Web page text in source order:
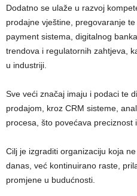
Dodatno se ulaže u razvoj
prodajne vještine, pregovaranje
payment sistema, digitalnog
trendova i regulatornih zahtjeva,
u industriji.
Sve veći značaj imaju i podaci te
prodajom, kroz CRM sisteme,
procesa, što povećava preciznost
Cilj je izgraditi organizaciju koja
danas, već kontinuirano raste,
promjene u budućnosti.